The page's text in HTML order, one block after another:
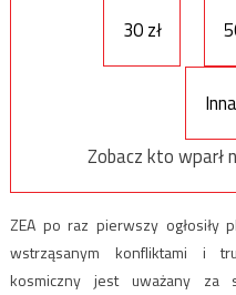
30 zł
Zobacz kto wparł
ZEA po raz pierwszy ogłosiły
wstrząsanym konfliktami i
kosmiczny jest uważany za